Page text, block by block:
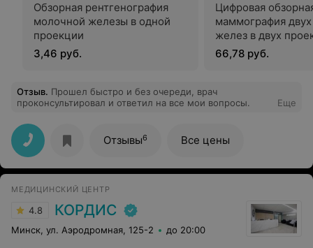
Обзорная рентгенография
молочной железы в одной
проекции
3,46 руб.
Цифровая
маммография
желез в двух
66,78 руб.
Отзыв. Прошел быстро и без очереди, врач
проконсультировал и ответил на все мои вопросы.
Еще
Отзывы6 Все цены
МЕДИЦИНСКИЙ ЦЕНТР
4.8 КОРДИС
Минск, ул. Аэродромная, 125-2 до 20:00